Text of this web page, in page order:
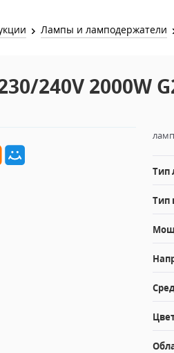
Лампы и ламподержатели
240V 2000W
Тип
Тип